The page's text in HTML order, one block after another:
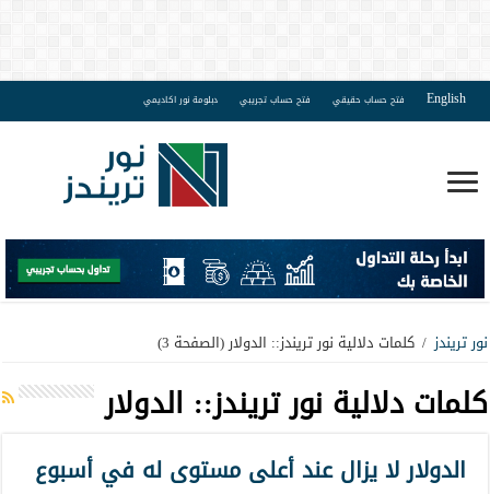
English فتح حساب حقيقي فتح حساب تجريبي دبلومة نور اكاديمي
نور تريندز / كلمات دلالية نور تريندز:: الدولار(الصفحة 3)
كلمات دلالية نور تريندز:: الدولار
الدولار لا يزال عند أعلى مستوى له في أسبوع